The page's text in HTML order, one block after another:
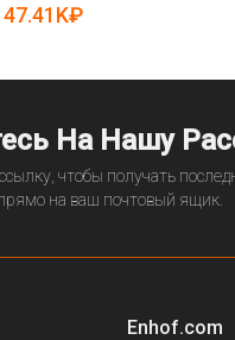
47.41K₽
На Нашу
чтобы получать
на ваш почтовый ящик.
Enhof.com